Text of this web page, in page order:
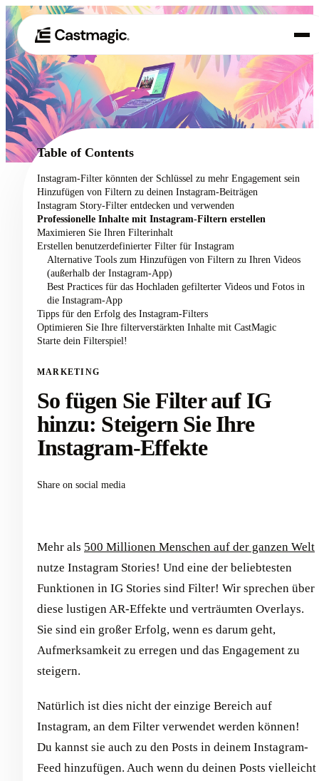
01 Produkt
02 Anwendungsfälle
Preisgestaltung
Über uns
Table of Contents
Instagram-Filter könnten der Schlüssel zu mehr Engagement sein
Hinzufügen von Filtern zu deinen Instagram-Beiträgen
Instagram Story-Filter entdecken und verwenden
Professionelle Inhalte mit Instagram-Filtern erstellen
Maximieren Sie Ihren Filterinhalt
Erstellen benutzerdefinierter Filter für Instagram
Alternative Tools zum Hinzufügen von Filtern zu Ihren Videos
(außerhalb der Instagram-App)
Best Practices für das Hochladen gefilterter Videos und Fotos in
die Instagram-App
Tipps für den Erfolg des Instagram-Filters
Optimieren Sie Ihre filterverstärkten Inhalte mit CastMagic
Starte dein Filterspiel!
MARKETING
So fügen Sie Filter auf IG
hinzu: Steigern Sie Ihre
Instagram-Effekte
Share on social media
Mehr als 500 Millionen Menschen auf der ganzen Welt
nutze Instagram Stories! Und eine der beliebtesten
Funktionen in IG Stories sind Filter! Wir sprechen über
diese lustigen AR-Effekte und verträumten Overlays.
Sie sind ein großer Erfolg, wenn es darum geht,
Aufmerksamkeit zu erregen und das Engagement zu
steigern.
Natürlich ist dies nicht der einzige Bereich auf
Instagram, an dem Filter verwendet werden können!
Du kannst sie auch zu den Posts in deinem Instagram-
Feed hinzufügen. Auch wenn du deinen Posts vielleicht